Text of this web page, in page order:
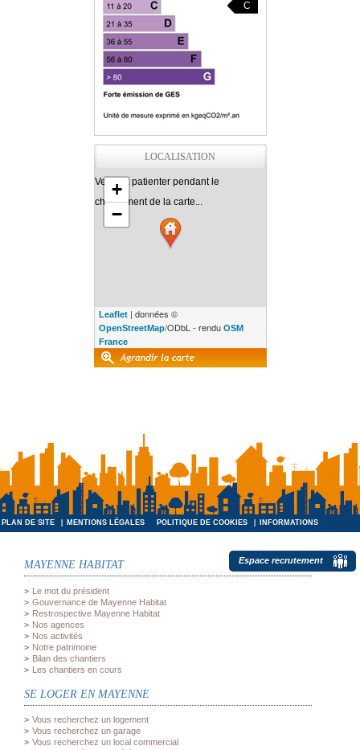
C
LOCALISATION
Veuillez patienter pendant le
chargement de la carte...
+
−
Leaflet| données ©
OpenStreetMap/ODbL - rendu OSM
France
PLAN DE SITE MENTIONS LÉGALES POLITIQUE DE COOKIES
INFORMATIONS
MAYENNE HABITAT
Le mot du président
Gouvernance de Mayenne Habitat
Restrospective Mayenne Habitat
Nos agences
Nos activités
Notre patrimoine
Bilan des chantiers
Les chantiers en cours
SE LOGER EN MAYENNE
Vous recherchez un logement
Vous recherchez un garage
Vous recherchez un local commercial
Espace recrutement